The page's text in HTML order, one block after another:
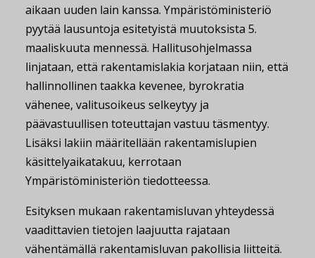
aikaan uuden lain kanssa. Ympäristöministeriö
pyytää lausuntoja esitetyistä muutoksista 5.
maaliskuuta mennessä. Hallitusohjelmassa
linjataan, että rakentamislakia korjataan niin, että
hallinnollinen taakka kevenee, byrokratia
vähenee, valitusoikeus selkeytyy ja
päävastuullisen toteuttajan vastuu täsmentyy.
Lisäksi lakiin määritellään rakentamislupien
käsittelyaikatakuu, kerrotaan
Ympäristöministeriön tiedotteessa.
Esityksen mukaan rakentamisluvan yhteydessä
vaadittavien tietojen laajuutta rajataan
vähentämällä rakentamisluvan pakollisia liitteitä.